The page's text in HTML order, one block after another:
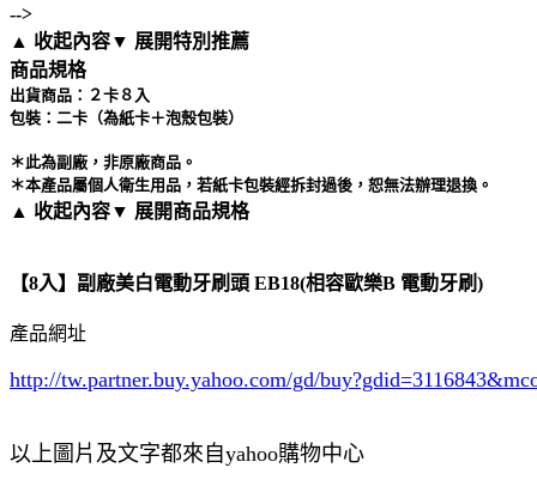
-->
▲ 收起內容▼ 展開特別推薦
商品規格
出貨商品：２卡８入
包裝：二卡（為紙卡＋泡殼包裝）
＊此為副廠，非原廠商品。
＊本產品屬個人衛生用品，若紙卡包裝經拆封過後，恕無法辦理退換。
▲ 收起內容▼ 展開商品規格
【8入】副廠美白電動牙刷頭 EB18(相容歐樂B 電動牙刷)
產品網址
http://tw.partner.buy.yahoo.com/gd/buy?gdid=3116843
以上圖片及文字都來自yahoo購物中心